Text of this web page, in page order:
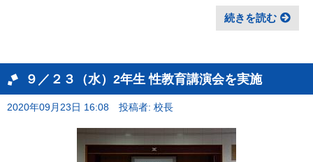
続きを読む
９／２３（水）2年生 性教育講演会を実施
2020年09月23日 16:08 投稿者: 校長